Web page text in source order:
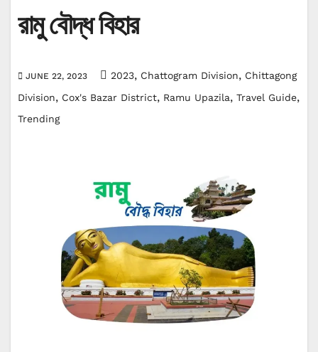
রামু বৌদ্ধ বিহার
JUNE 22, 2023 2023, Chattogram Division, Chittagong
Division, Cox's Bazar District, Ramu Upazila, Travel Guide,
Trending